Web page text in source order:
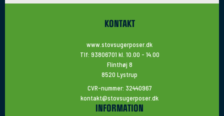
KONTAKT
www.stovsugerposer.dk
Tlf: 93806701 kl. 10.00 - 14.00
Flinthøj 8
8520 Lystrup
CVR-nummer: 32440967
kontakt@stovsugerposer.dk
INFORMATION